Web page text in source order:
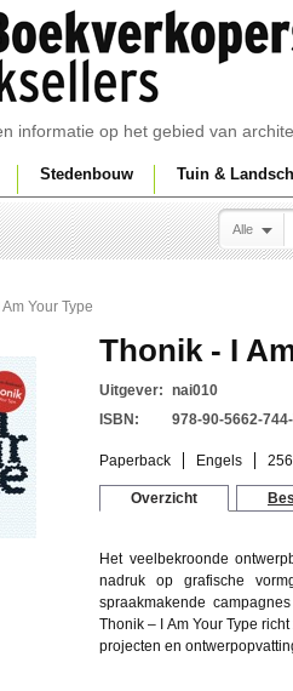
informatie op het gebied van
Stedenbouw Tuin &
Alle
Your Type
Thonik - I
Uitgever: nai010
ISBN:
978-90-5662-
Paperback Engels
Overzicht
Het veelbekroonde
nadruk op grafische
spraakmakende
Thonik – I Am Your Type
projecten en